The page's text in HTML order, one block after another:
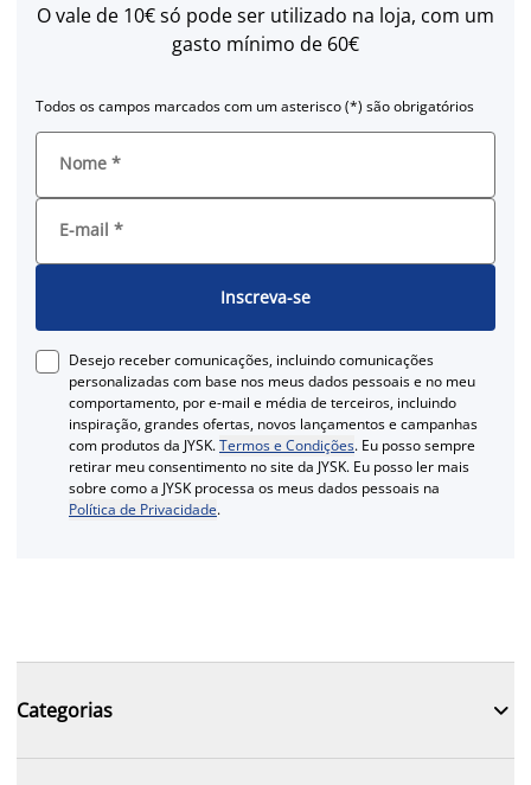
O vale de 10€ só pode ser utilizado na loja, com um
gasto mínimo de 60€
Todos os campos marcados com um asterisco (*) são obrigatórios
Nome *
E-mail *
Inscreva-se
Desejo receber comunicações, incluindo comunicações
personalizadas com base nos meus dados pessoais e no meu
comportamento, por e-mail e média de terceiros, incluindo
inspiração, grandes ofertas, novos lançamentos e campanhas
com produtos da JYSK.Termos e Condições. Eu posso sempre
retirar meu consentimento no site da JYSK. Eu posso ler mais
sobre como a JYSK processa os meus dados pessoais na
Política de Privacidade.
Categorias 